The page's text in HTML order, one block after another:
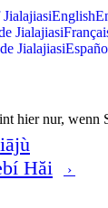
English
hier nur, wenn
Hăi ›